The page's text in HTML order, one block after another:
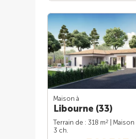
Maison à
Libourne (33)
Terrain de : 318 m2 |
3 ch.